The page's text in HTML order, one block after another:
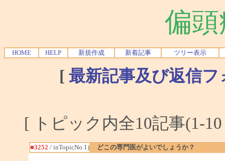
偏
HOME HELP 新規作成 新着記事 ツリー表示
[ 最新記事及び返信
[ トピック内全10記事(1-
■3252 / inTopicNo.1) どこの専門医がよいでしょうか？